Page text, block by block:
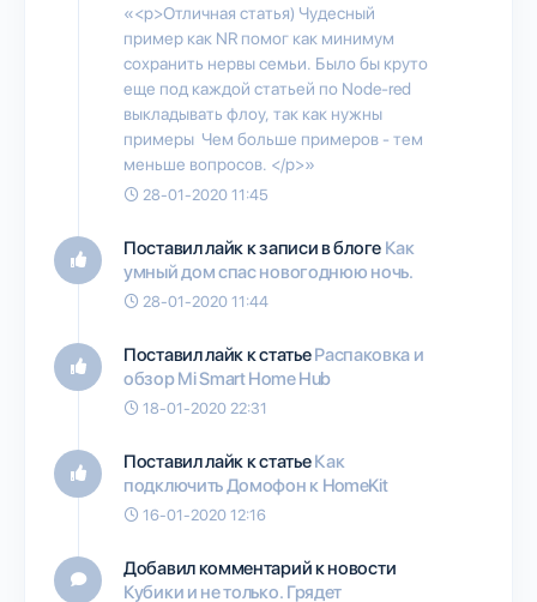
«<p>Отличная статья) Чудесный
пример как NR помог как минимум
сохранить нервы семьи. Было бы круто
еще под каждой статьей по Node-red
выкладывать флоу, так как нужны
примеры Чем больше примеров - тем
меньше вопросов. </p>»
28-01-2020 11:45
Поставил лайк к записи в блоге Как
умный дом спас новогоднюю ночь.
28-01-2020 11:44
Поставил лайк к статьеРаспаковка и
обзор Mi Smart Home Hub
18-01-2020 22:31
Поставил лайк к статьеКак
подключить Домофон к HomeKit
16-01-2020 12:16
Добавил комментарий к новости
Кубики и не только. Грядет